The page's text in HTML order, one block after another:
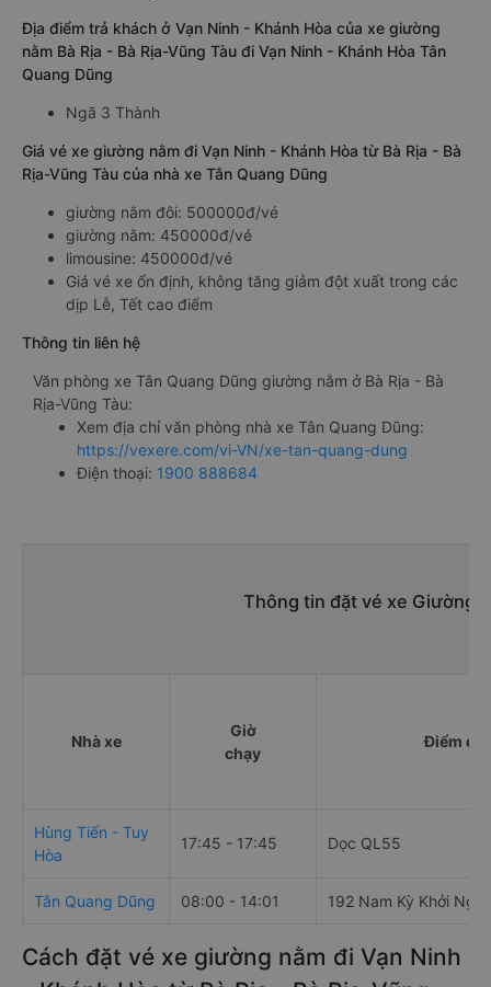
Địa điểm trả khách ở Vạn Ninh - Khánh Hòa của xe giường
nằm Bà Rịa - Bà Rịa-Vũng Tàu đi Vạn Ninh - Khánh Hòa Tân
Quang Dũng
Ngã 3 Thành
Giá vé xe giường nằm đi Vạn Ninh - Khánh Hòa từ Bà Rịa - Bà
Rịa-Vũng Tàu của nhà xe Tân Quang Dũng
giường nằm đôi: 500000đ/vé
giường nằm: 450000đ/vé
limousine: 450000đ/vé
Giá vé xe ổn định, không tăng giảm đột xuất trong các
dịp Lễ, Tết cao điểm
Thông tin liên hệ
Văn phòng xe Tân Quang Dũng giường nằm ở Bà Rịa - Bà
Rịa-Vũng Tàu:
Xem địa chỉ văn phòng nhà xe Tân Quang Dũng:
https://vexere.com/vi-VN/xe-tan-quang-dung
Điện thoại: 1900 888684
Thông tin đặt vé xe Giường
Nhà xe
Giờ
chạy
Điểm đi
Hùng Tiến - Tuy
Hòa
17:45 - 17:45 Dọc QL55
Tân Quang Dũng 08:00 - 14:01 192 Nam Kỳ Khởi
Cách đặt vé xe giường nằm đi Vạn Ninh